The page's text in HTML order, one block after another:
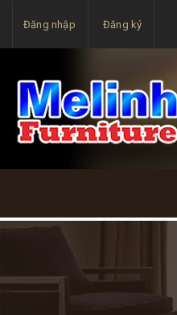
Đăng nhập Đăng ký